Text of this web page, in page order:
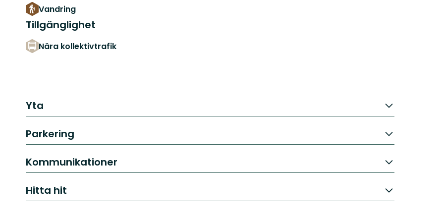
Vandring
Tillgänglighet
Nära kollektivtrafik
Yta
Parkering
Kommunikationer
Hitta hit